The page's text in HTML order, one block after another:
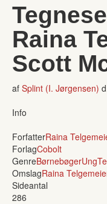
Raina
Scott
af Splint (I. Jørgensen)
Info
ForfatterRaina
ForlagCobolt
GenreBørnebøgerUng
OmslagRaina
Sideantal
286